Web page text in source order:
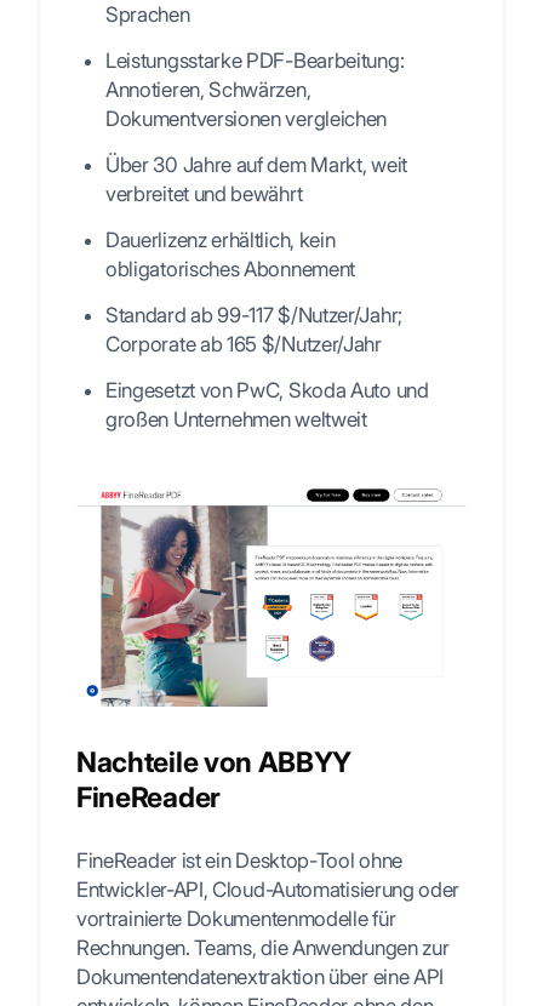
Sprachen
Leistungsstarke PDF-Bearbeitung:
Annotieren, Schwärzen,
Dokumentversionen vergleichen
Über 30 Jahre auf dem Markt, weit
verbreitet und bewährt
Dauerlizenz erhältlich, kein
obligatorisches Abonnement
Standard ab 99-117 $/Nutzer/Jahr;
Corporate ab 165 $/Nutzer/Jahr
Eingesetzt von PwC, Skoda Auto und
großen Unternehmen weltweit
Nachteile von ABBYY
FineReader
FineReader ist ein Desktop-Tool ohne
Entwickler-API, Cloud-Automatisierung oder
vortrainierte Dokumentenmodelle für
Rechnungen. Teams, die Anwendungen zur
Dokumentendatenextraktion über eine API